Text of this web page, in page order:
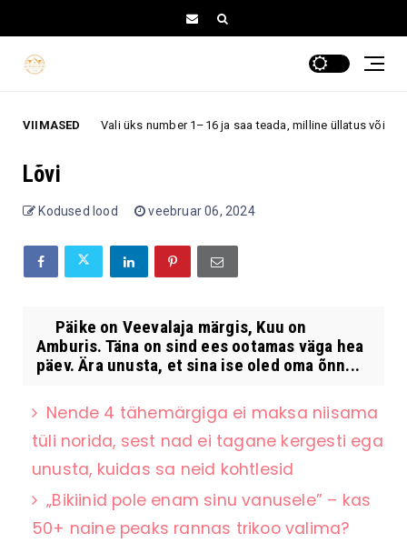
VIIMASED
elurõõm Vali üks number 1–16 ja saa teada, milline üllatus võib sind
Lõvi
Kodused lood veebruar 06, 2024
Päike on Veevalaja märgis, Kuu on
Amburis. Täna on sind ees ootamas väga hea
päev. Ära unusta, et sina ise oled oma õnn...
Nende 4 tähemärgiga ei maksa niisama
tüli norida, sest nad ei tagane kergesti ega
unusta, kuidas sa neid kohtlesid
„Bikiinid pole enam sinu vanusele” – kas
50+ naine peaks rannas trikoo valima?